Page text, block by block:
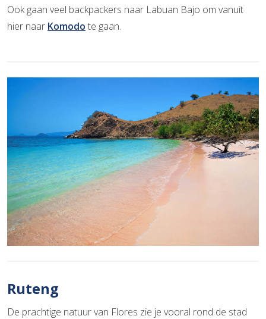
Ook gaan veel backpackers naar Labuan Bajo om vanuit
hier naar Komodo te gaan.
Ruteng
De prachtige natuur van Flores zie je vooral rond de stad